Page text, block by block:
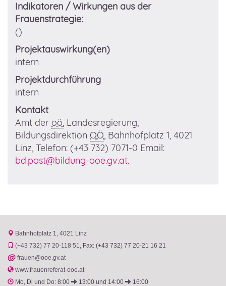
Indikatoren / Wirkungen aus der
Frauenstrategie:
()
Projektauswirkung(en)
intern
Projektdurchführung
intern
Kontakt
Amt der oö. Landesregierung,
Bildungsdirektion OÖ, Bahnhofplatz 1, 4021
Linz, Telefon: (+43 732) 7071-0 Email:
bd.post@bildung-ooe.gv.at.
Bahnhofplatz 1 4021 Linz
(+43 732) 77 20-118 51
Fax: (+43 732) 77 20-21 16 21
@ frauen@ooe.gv.at
www.frauenreferat-ooe.at
Mo, Di und Do: 8:00
13:00 und 14:00
16:00